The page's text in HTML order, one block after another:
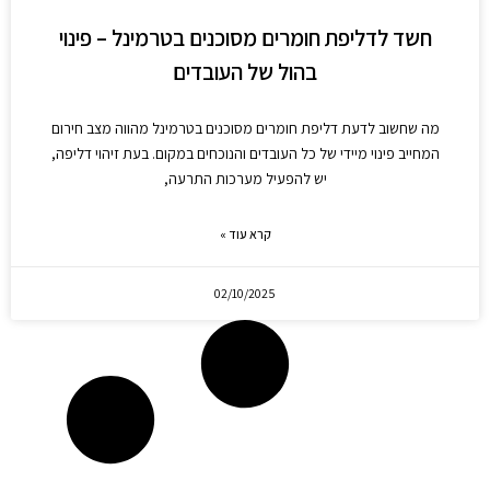
חשד לדליפת חומרים מסוכנים בטרמינל – פינוי
בהול של העובדים
מה שחשוב לדעת דליפת חומרים מסוכנים בטרמינל מהווה מצב חירום
המחייב פינוי מיידי של כל העובדים והנוכחים במקום. בעת זיהוי דליפה,
יש להפעיל מערכות התרעה,
קרא עוד »
02/10/2025